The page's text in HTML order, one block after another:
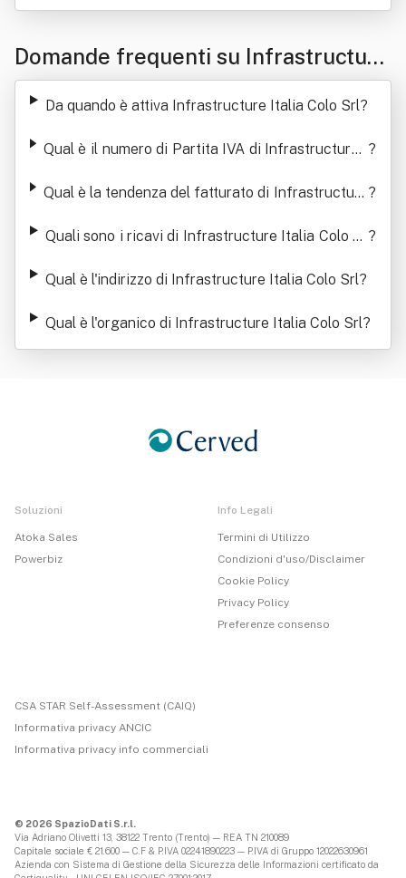
Domande frequenti su Infrastructure
Italia Colo Srl
Da quando è attiva Infrastructure Italia Colo Srl?
Qual è il numero di Partita IVA di Infrastructure I ?
Qual è la tendenza del fatturato di Infrastructure ?
Quali sono i ricavi di Infrastructure Italia Colo Sr ?
Qual è l'indirizzo di Infrastructure Italia Colo Srl?
Qual è l'organico di Infrastructure Italia Colo Srl?
Soluzioni
Atoka Sales
Powerbiz
Info Legali
Termini di Utilizzo
Condizioni d'uso/Disclaimer
Cookie Policy
Privacy Policy
Preferenze consenso
CSA STAR Self-Assessment (CAIQ)
Informativa privacy ANCIC
Informativa privacy info commerciali
© 2026 SpazioDati S.r.l.
Via Adriano Olivetti 13, 38122 Trento (Trento) — REA TN 210089
Capitale sociale € 21.600 — C.F & P.IVA 02241890223 — P.IVA di Gruppo 12022630961
Azienda con Sistema di Gestione della Sicurezza delle Informazioni certificato da